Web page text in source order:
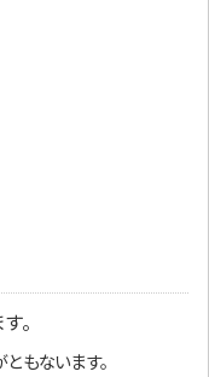
。
もないます。